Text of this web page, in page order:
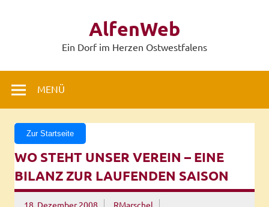
AlfenWeb
Ein Dorf im Herzen Ostwestfalens
MENÜ
Zur Startseite
WO STEHT UNSER VEREIN – EINE
BILANZ ZUR LAUFENDEN SAISON
18. Dezember 2008 RMarschel